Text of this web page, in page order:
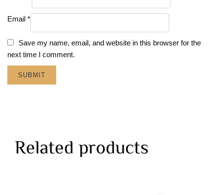
Email *
Save my name, email, and website in this browser for the
next time I comment.
Related products